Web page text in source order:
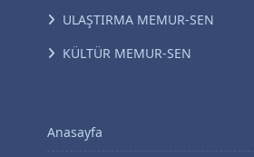
ULAŞTIRMA MEMUR-SEN
KÜLTÜR MEMUR-SEN
Anasayfa